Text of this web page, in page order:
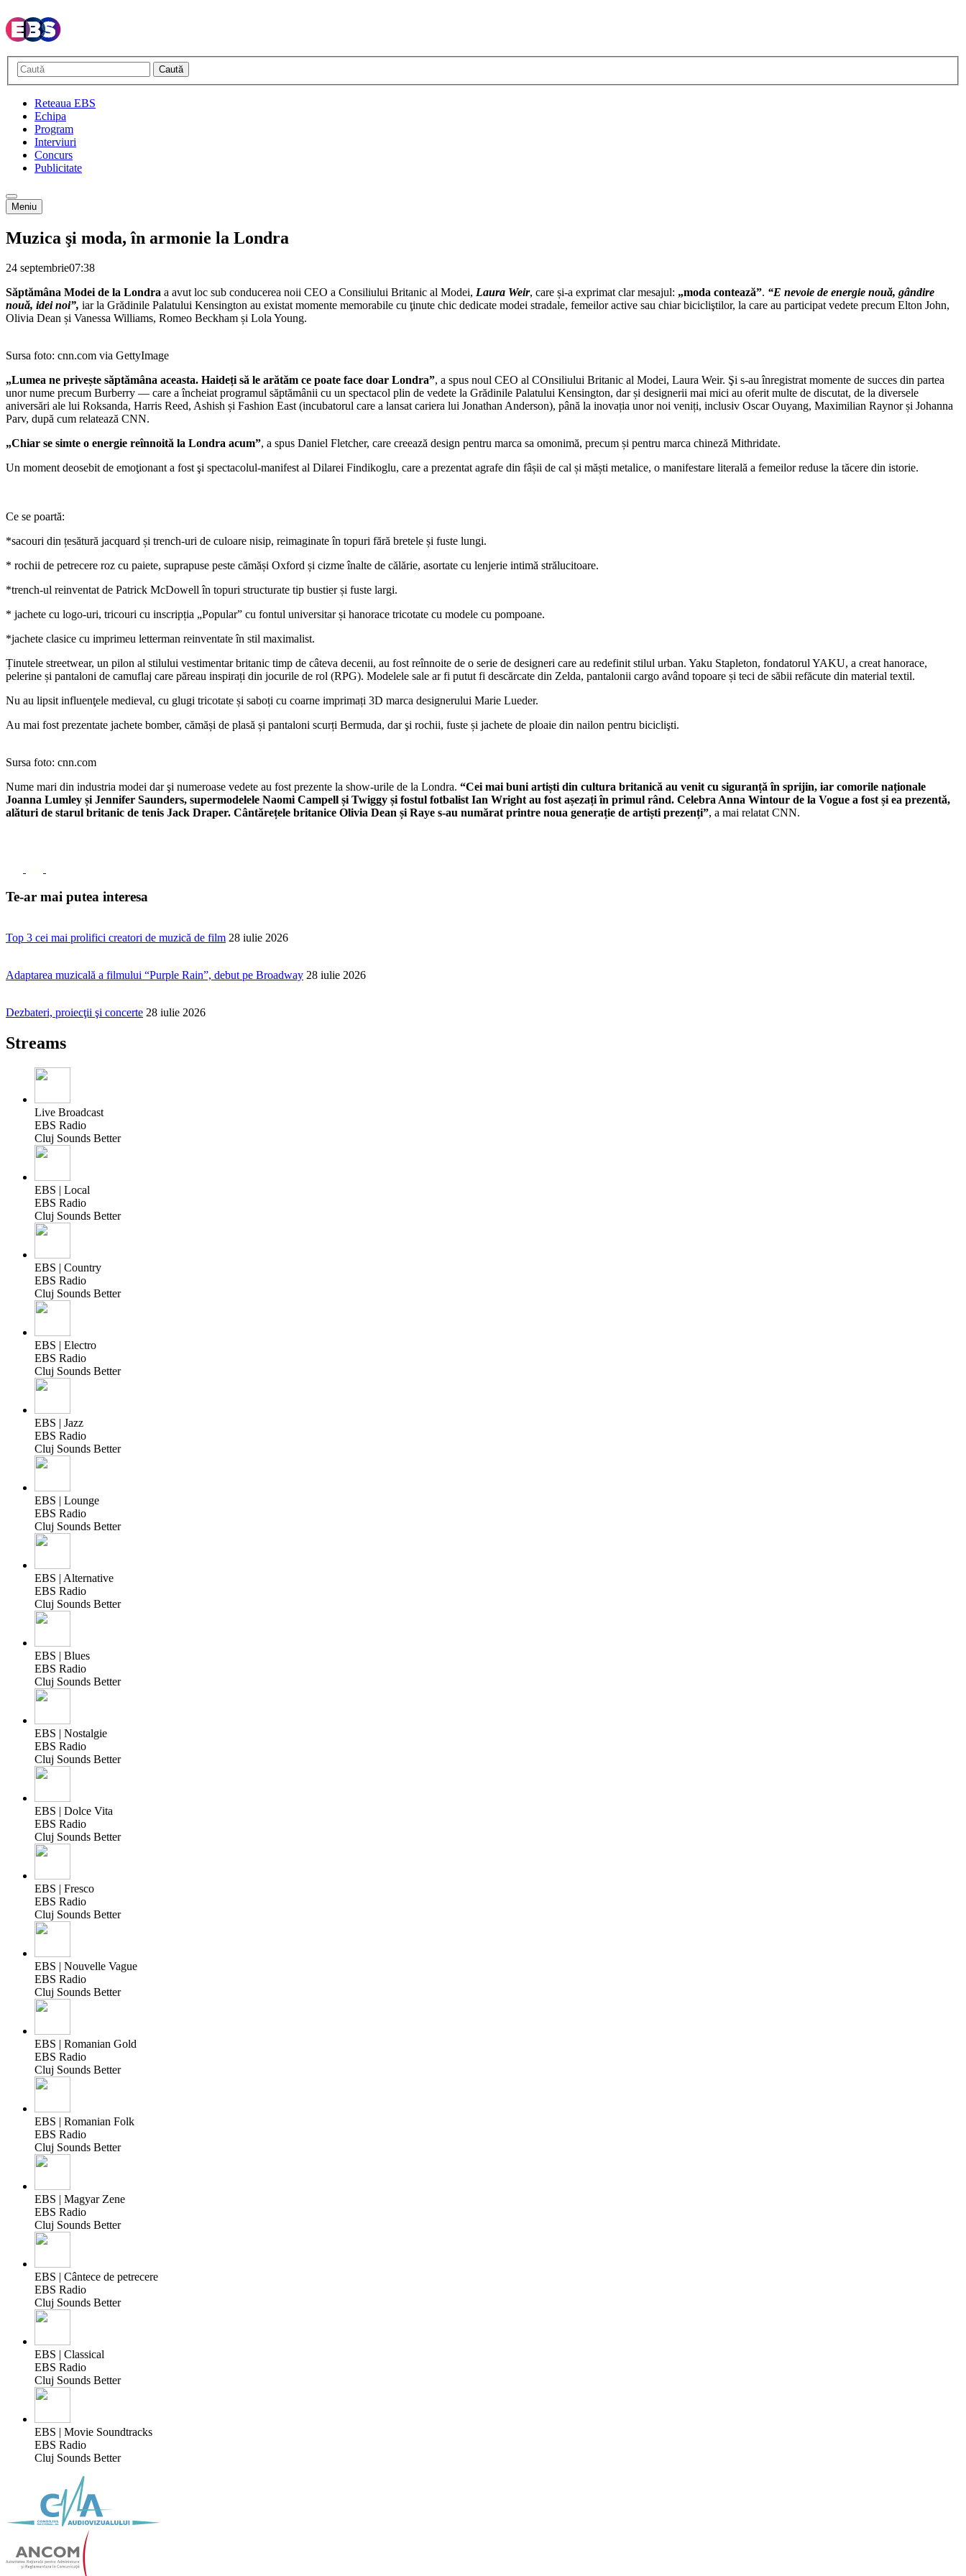
Caută
Reteaua EBS
Echipa
Program
Interviuri
Concurs
Publicitate
Meniu
Muzica şi moda, în armonie la Londra
24 septembrie07:38
Săptămâna Modei de la Londra a avut loc sub conducerea noii CEO a Consiliului Britanic al Modei, Laura Weir, care și-a exprimat clar mesajul: „moda contează”. “E nevoie de energie nouă, gândire
nouă, idei noi”, iar la Grădinile Palatului Kensington au existat momente memorabile cu ţinute chic dedicate modei stradale, femeilor active sau chiar bicicliştilor, la care au participat vedete precum Elton John,
Olivia Dean și Vanessa Williams, Romeo Beckham și Lola Young.
Sursa foto: cnn.com via GettyImage
„Lumea ne privește săptămâna aceasta. Haideți să le arătăm ce poate face doar Londra”, a spus noul CEO al COnsiliului Britanic al Modei, Laura Weir. Şi s-au înregistrat momente de succes din partea
unor nume precum Burberry — care a încheiat programul săptămânii cu un spectacol plin de vedete la Grădinile Palatului Kensington, dar și designerii mai mici au oferit multe de discutat, de la diversele
aniversări ale lui Roksanda, Harris Reed, Ashish și Fashion East (incubatorul care a lansat cariera lui Jonathan Anderson), până la inovația unor noi veniți, inclusiv Oscar Ouyang, Maximilian Raynor și Johanna
Parv, după cum relatează CNN.
„Chiar se simte o energie reînnoită la Londra acum”, a spus Daniel Fletcher, care creează design pentru marca sa omonimă, precum și pentru marca chineză Mithridate.
Un moment deosebit de emoţionant a fost şi spectacolul-manifest al Dilarei Findikoglu, care a prezentat agrafe din fâșii de cal și măști metalice, o manifestare literală a femeilor reduse la tăcere din istorie.
Ce se poartă:
*sacouri din țesătură jacquard și trench-uri de culoare nisip, reimaginate în topuri fără bretele și fuste lungi.
* rochii de petrecere roz cu paiete, suprapuse peste cămăși Oxford și cizme înalte de călărie, asortate cu lenjerie intimă strălucitoare.
*trench-ul reinventat de Patrick McDowell în topuri structurate tip bustier și fuste largi.
* jachete cu logo-uri, tricouri cu inscripția „Popular” cu fontul universitar și hanorace tricotate cu modele cu pompoane.
*jachete clasice cu imprimeu letterman reinventate în stil maximalist.
Ținutele streetwear, un pilon al stilului vestimentar britanic timp de câteva decenii, au fost reînnoite de o serie de designeri care au redefinit stilul urban. Yaku Stapleton, fondatorul YAKU, a creat hanorace,
pelerine și pantaloni de camuflaj care păreau inspirați din jocurile de rol (RPG). Modelele sale ar fi putut fi descărcate din Zelda, pantalonii cargo având topoare și teci de săbii refăcute din material textil.
Nu au lipsit influenţele medieval, cu glugi tricotate și saboți cu coarne imprimați 3D marca designerului Marie Lueder.
Au mai fost prezentate jachete bomber, cămăși de plasă și pantaloni scurți Bermuda, dar şi rochii, fuste și jachete de ploaie din nailon pentru biciclişti.
Sursa foto: cnn.com
Nume mari din industria modei dar şi numeroase vedete au fost prezente la show-urile de la Londra. “Cei mai buni artiști din cultura britanică au venit cu siguranță în sprijin, iar comorile naționale
Joanna Lumley și Jennifer Saunders, supermodelele Naomi Campell și Twiggy și fostul fotbalist Ian Wright au fost așezați în primul rând. Celebra Anna Wintour de la Vogue a fost și ea prezentă,
alături de starul britanic de tenis Jack Draper. Cântărețele britanice Olivia Dean și Raye s-au numărat printre noua generație de artiști prezenți”, a mai relatat CNN.
Te-ar mai putea interesa
Top 3 cei mai prolifici creatori de muzică de film 28 iulie 2026
Adaptarea muzicală a filmului “Purple Rain”, debut pe Broadway 28 iulie 2026
Dezbateri, proiecţii şi concerte 28 iulie 2026
Streams
Live Broadcast
EBS Radio
Cluj Sounds Better
EBS | Local
EBS Radio
Cluj Sounds Better
EBS | Country
EBS Radio
Cluj Sounds Better
EBS | Electro
EBS Radio
Cluj Sounds Better
EBS | Jazz
EBS Radio
Cluj Sounds Better
EBS | Lounge
EBS Radio
Cluj Sounds Better
EBS | Alternative
EBS Radio
Cluj Sounds Better
EBS | Blues
EBS Radio
Cluj Sounds Better
EBS | Nostalgie
EBS Radio
Cluj Sounds Better
EBS | Dolce Vita
EBS Radio
Cluj Sounds Better
EBS | Fresco
EBS Radio
Cluj Sounds Better
EBS | Nouvelle Vague
EBS Radio
Cluj Sounds Better
EBS | Romanian Gold
EBS Radio
Cluj Sounds Better
EBS | Romanian Folk
EBS Radio
Cluj Sounds Better
EBS | Magyar Zene
EBS Radio
Cluj Sounds Better
EBS | Cântece de petrecere
EBS Radio
Cluj Sounds Better
EBS | Classical
EBS Radio
Cluj Sounds Better
EBS | Movie Soundtracks
EBS Radio
Cluj Sounds Better